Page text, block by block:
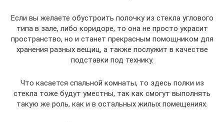
Если вы желаете обустроить полочку из стекла углового
типа в зале, либо коридоре, то она не просто украсит
пространство, но и станет прекрасным помощником для
хранения разных вещиц, а также послужит в качестве
подставки под технику.
Что касается спальной комнаты, то здесь полки из
стекла тоже будут уместны, так как смогут выполнять
такую же роль, как и в остальных жилых помещениях.